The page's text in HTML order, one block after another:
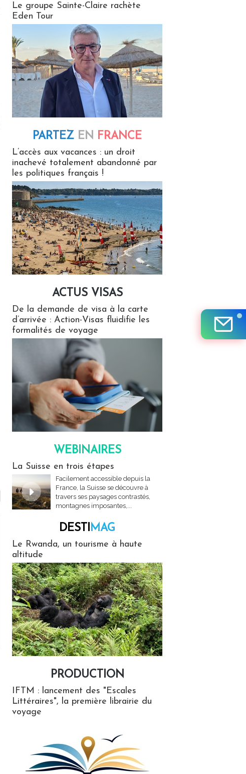
Le groupe Sainte-Claire rachète
Eden Tour
PARTEZ EN FRANCE
L’accès aux vacances : un droit
inachevé totalement abandonné par
les politiques français !
ACTUS VISAS
De la demande de visa à la carte
d’arrivée : Action-Visas fluidifie les
formalités de voyage
WEBINAIRES
La Suisse en trois étapes
Facilement accessible depuis la
France, la Suisse se découvre à
travers ses paysages contrastés,
montagnes imposantes,...
DESTIMAG
Le Rwanda, un tourisme à haute
altitude
PRODUCTION
IFTM : lancement des "Escales
Littéraires", la première librairie du
voyage